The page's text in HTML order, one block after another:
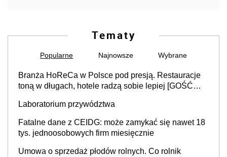
Tematy
Popularne Najnowsze Wybrane
Branża HoReCa w Polsce pod presją. Restauracje
toną w długach, hotele radzą sobie lepiej [GOŚĆ
Laboratorium przywództwa
Fatalne dane z CEIDG: może zamykać się nawet 18
tys. jednoosobowych firm miesięcznie
Umowa o sprzedaż płodów rolnych. Co rolnik